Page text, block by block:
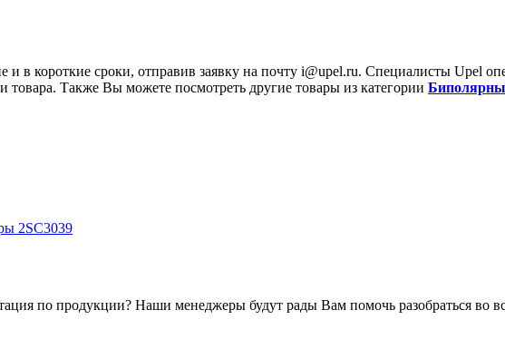
и в короткие сроки, отправив заявку на почту i@upel.ru. Специалисты Upel
Также Вы можете посмотреть другие товары из категории
2SC3039
по продукции? Наши менеджеры будут рады Вам помочь разобраться во